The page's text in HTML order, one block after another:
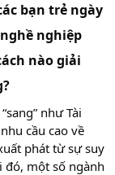
bạn trẻ ngày
nghiệp
nào giải
như Tài
cầu cao về
phát từ sự suy
đó, một số ngành